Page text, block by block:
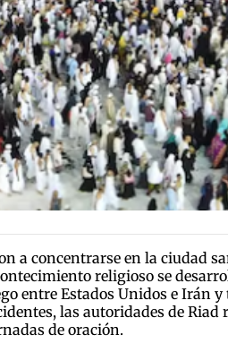
a concentrarse en la ciudad
religioso se
entre Estados Unidos e Irán y
las autoridades de
de oración.